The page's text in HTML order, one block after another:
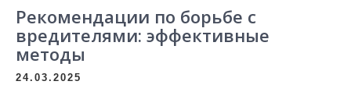
Рекомендации по борьбе с
вредителями: эффективные
методы
24.03.2025